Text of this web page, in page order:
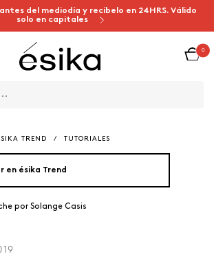
del mediodía y recíbelo en 24HRS. Válido
solo en capitales
0
TREND / TUTORIALES